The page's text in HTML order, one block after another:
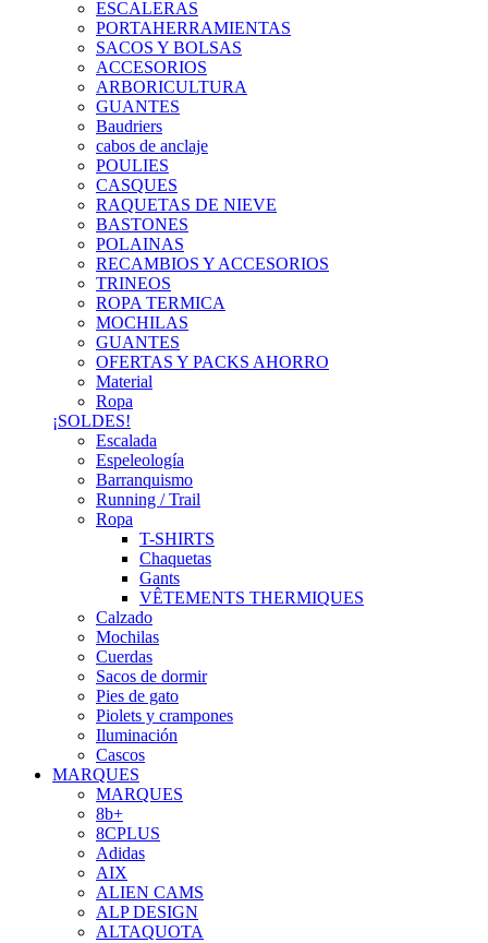
ESCALERAS
PORTAHERRAMIENTAS
SACOS Y BOLSAS
ACCESORIOS
ARBORICULTURA
GUANTES
Baudriers
cabos de anclaje
POULIES
CASQUES
RAQUETAS DE NIEVE
BASTONES
POLAINAS
RECAMBIOS Y ACCESORIOS
TRINEOS
ROPA TERMICA
MOCHILAS
GUANTES
OFERTAS Y PACKS AHORRO
Material
Ropa
¡SOLDES!
Escalada
Espeleología
Barranquismo
Running / Trail
Ropa
T-SHIRTS
Chaquetas
Gants
VÊTEMENTS THERMIQUES
Calzado
Mochilas
Cuerdas
Sacos de dormir
Pies de gato
Piolets y crampones
Iluminación
Cascos
MARQUES
MARQUES
8b+
8CPLUS
Adidas
AIX
ALIEN CAMS
ALP DESIGN
ALTAQUOTA